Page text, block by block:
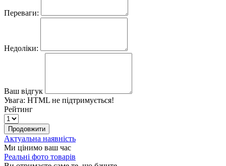
Переваги:
Недоліки:
Ваш відгук
Увага: HTML не підтримується!
Рейтинг
Продовжити
Актуальна наявність
Ми цінимо ваш час
Реальні фото товарів